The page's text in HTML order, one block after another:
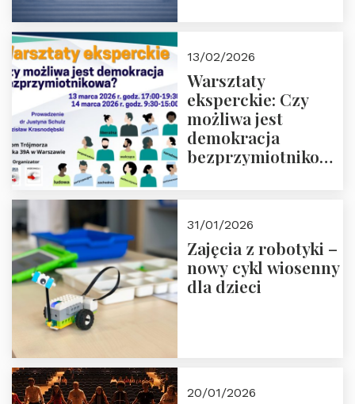
13/02/2026
Warsztaty
eksperckie: Czy
możliwa jest
demokracja
bezprzymiotnikowa?
31/01/2026
Zajęcia z robotyki –
nowy cykl wiosenny
dla dzieci
20/01/2026